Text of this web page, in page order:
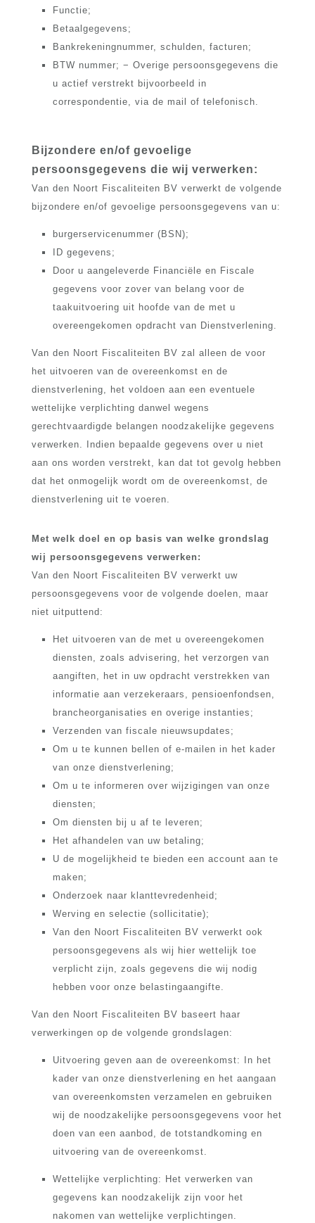
Functie;
Betaalgegevens;
Bankrekeningnummer, schulden, facturen;
BTW nummer; − Overige persoonsgegevens die
u actief verstrekt bijvoorbeeld in
correspondentie, via de mail of telefonisch.
Bijzondere en/of gevoelige
persoonsgegevens die wij verwerken:
Van den Noort Fiscaliteiten BV verwerkt de volgende
bijzondere en/of gevoelige persoonsgegevens van u:
burgerservicenummer (BSN);
ID gegevens;
Door u aangeleverde Financiële en Fiscale
gegevens voor zover van belang voor de
taakuitvoering uit hoofde van de met u
overeengekomen opdracht van Dienstverlening.
Van den Noort Fiscaliteiten BV zal alleen de voor
het uitvoeren van de overeenkomst en de
dienstverlening, het voldoen aan een eventuele
wettelijke verplichting danwel wegens
gerechtvaardigde belangen noodzakelijke gegevens
verwerken. Indien bepaalde gegevens over u niet
aan ons worden verstrekt, kan dat tot gevolg hebben
dat het onmogelijk wordt om de overeenkomst, de
dienstverlening uit te voeren.
Met welk doel en op basis van welke grondslag
wij persoonsgegevens verwerken:
Van den Noort Fiscaliteiten BV verwerkt uw
persoonsgegevens voor de volgende doelen, maar
niet uitputtend:
Het uitvoeren van de met u overeengekomen
diensten, zoals advisering, het verzorgen van
aangiften, het in uw opdracht verstrekken van
informatie aan verzekeraars, pensioenfondsen,
brancheorganisaties en overige instanties;
Verzenden van fiscale nieuwsupdates;
Om u te kunnen bellen of e-mailen in het kader
van onze dienstverlening;
Om u te informeren over wijzigingen van onze
diensten;
Om diensten bij u af te leveren;
Het afhandelen van uw betaling;
U de mogelijkheid te bieden een account aan te
maken;
Onderzoek naar klanttevredenheid;
Werving en selectie (sollicitatie);
Van den Noort Fiscaliteiten BV verwerkt ook
persoonsgegevens als wij hier wettelijk toe
verplicht zijn, zoals gegevens die wij nodig
hebben voor onze belastingaangifte.
Van den Noort Fiscaliteiten BV baseert haar
verwerkingen op de volgende grondslagen:
Uitvoering geven aan de overeenkomst: In het
kader van onze dienstverlening en het aangaan
van overeenkomsten verzamelen en gebruiken
wij de noodzakelijke persoonsgegevens voor het
doen van een aanbod, de totstandkoming en
uitvoering van de overeenkomst.
Wettelijke verplichting: Het verwerken van
gegevens kan noodzakelijk zijn voor het
nakomen van wettelijke verplichtingen.